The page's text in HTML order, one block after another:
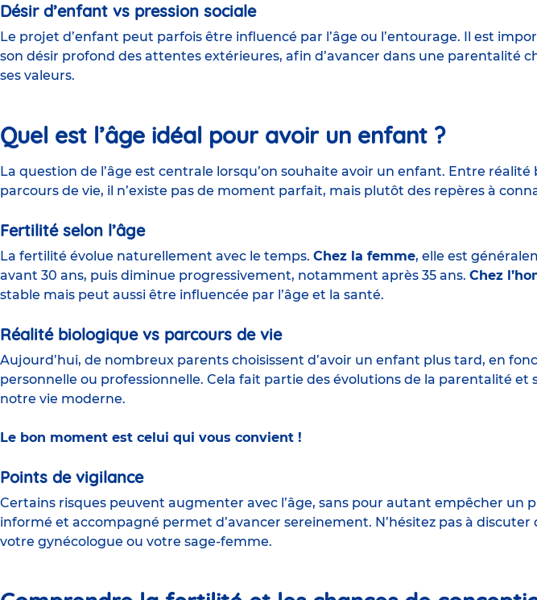
Désir d’enfant vs pression sociale
Le projet d’enfant peut parfois être influencé par l’âge ou l’entourage. Il est
son désir profond des attentes extérieures, afin d’avancer dans une parentalité
ses valeurs.
Quel est l’âge idéal pour avoir un enfant ?
La question de l’âge est centrale lorsqu’on souhaite avoir un enfant. Entre réalité
parcours de vie, il n’existe pas de moment parfait, mais plutôt des repères à
Fertilité selon l’âge
La fertilité évolue naturellement avec le temps. Chez la femme, elle est
avant 30 ans, puis diminue progressivement, notamment après 35 ans. Chez
stable mais peut aussi être influencée par l’âge et la santé.
Réalité biologique vs parcours de vie
Aujourd’hui, de nombreux parents choisissent d’avoir un enfant plus tard, en
personnelle ou professionnelle. Cela fait partie des évolutions de la parentalité et
notre vie moderne.
Le bon moment est celui qui vous convient !
Points de vigilance
Certains risques peuvent augmenter avec l’âge, sans pour autant empêcher un
informé et accompagné permet d’avancer sereinement. N’hésitez pas à discuter
votre gynécologue ou votre sage-femme.